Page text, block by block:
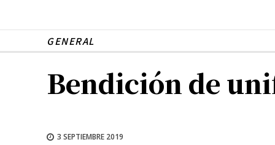
GENERAL
Bendición de
3 SEPTIEMBRE 2019